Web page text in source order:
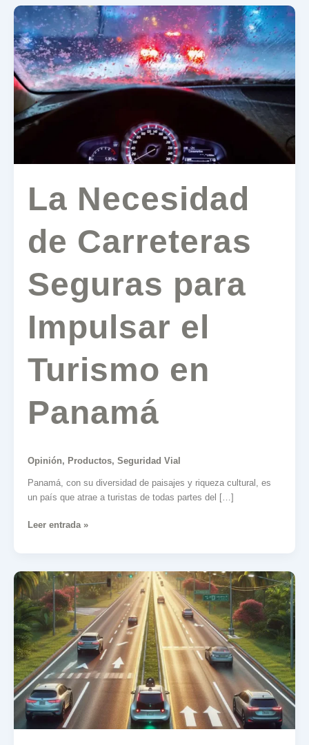
La Necesidad
de Carreteras
Seguras para
Impulsar el
Turismo en
Panamá
Opinión, Productos, Seguridad Vial
Panamá, con su diversidad de paisajes y riqueza cultural, es
un país que atrae a turistas de todas partes del […]
La
Necesidad
de
Carreteras
Seguras
para
Impulsar
el
Turismo
Leer entrada »
Movilidad
Autónoma
en
Panamá:
Oportunidades
y
Retos
hacia
un
Futuro
Sostenible